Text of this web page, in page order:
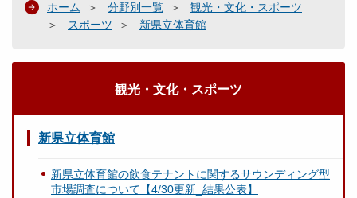
ホーム 分野別一覧
観光・文化・スポーツ
スポーツ
新県立体育館
観光・文化・スポーツ
新県立体育館
新県立体育館の飲食テナントに関するサウンディング型
市場調査について【4/30更新_結果公表】